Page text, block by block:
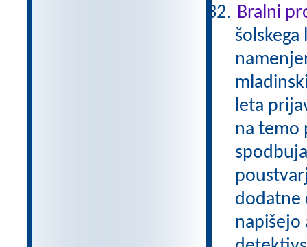
Bralni
leta
na temo
dodatne
napišejo